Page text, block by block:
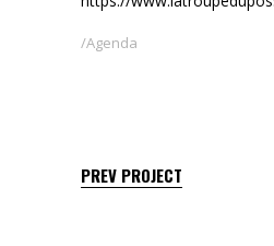
Agenda
PREV PROJECT